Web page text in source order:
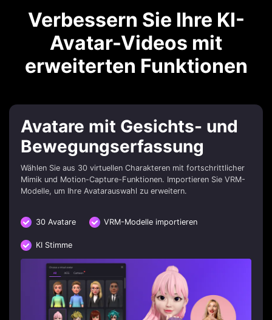
Verbessern Sie Ihre KI-
Avatar-Videos mit
erweiterten Funktionen
Avatare mit Gesichts- und
Bewegungserfassung
Wählen Sie aus 30 virtuellen Charakteren mit fortschrittlicher
Mimik und Motion-Capture-Funktionen. Importieren Sie VRM-
Modelle, um Ihre Avatarauswahl zu erweitern.
30 Avatare VRM-Modelle importieren
KI Stimme